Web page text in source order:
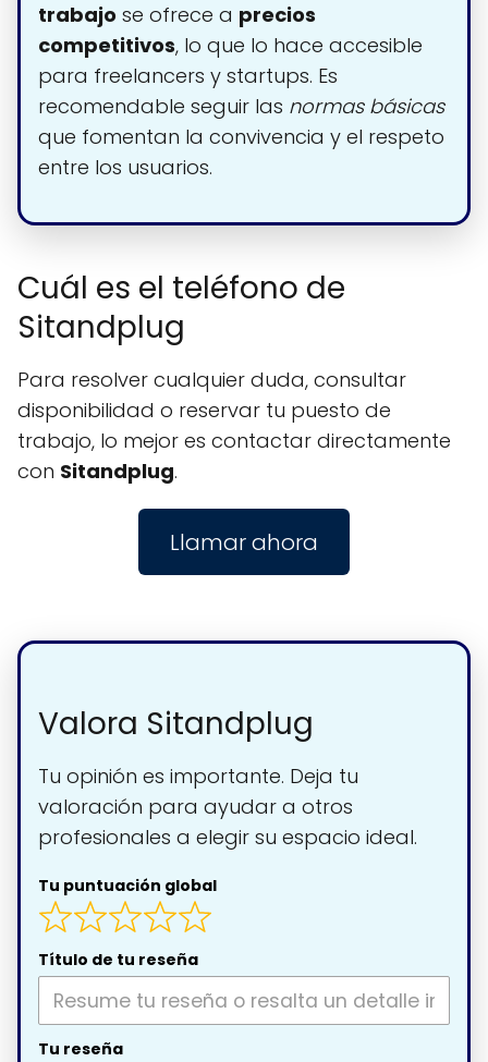
trabajo se ofrece a precios
competitivos, lo que lo hace accesible
para freelancers y startups. Es
recomendable seguir las normas básicas
que fomentan la convivencia y el respeto
entre los usuarios.
Cuál es el teléfono de
Sitandplug
Para resolver cualquier duda, consultar
disponibilidad o reservar tu puesto de
trabajo, lo mejor es contactar directamente
con Sitandplug.
Llamar ahora
Valora Sitandplug
Tu opinión es importante. Deja tu
valoración para ayudar a otros
profesionales a elegir su espacio ideal.
Tu puntuación global
Título de tu reseña
Tu reseña